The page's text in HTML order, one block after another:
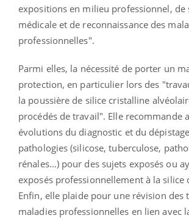
expositions en milieu professionnel, de
médicale et de reconnaissance des
professionnelles".
Parmi elles, la nécessité de porter un
protection, en particulier lors des
la poussière de silice cristalline
procédés de travail". Elle recommande
évolutions du diagnostic et du
pathologies (silicose, tuberculose,
rénales…) pour des sujets exposés ou
exposés professionnellement à la silice
Enfin, elle plaide pour une révision des
maladies professionnelles en lien avec